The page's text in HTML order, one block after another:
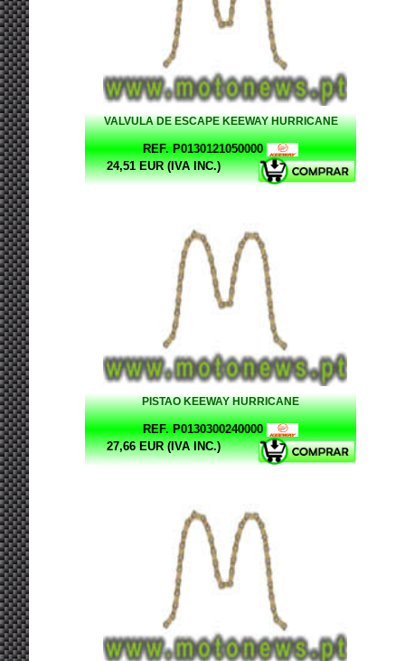
VALVULA DE ESCAPE KEEWAY HURRICANE
REF. P0130121050000
24,51 EUR (IVA INC.)
PISTAO KEEWAY HURRICANE
REF. P0130300240000
27,66 EUR (IVA INC.)